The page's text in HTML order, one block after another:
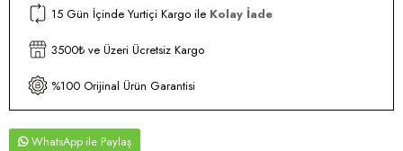
15 Gün İçinde Yurtiçi Kargo ile Kolay İade
3500₺ ve Üzeri Ücretsiz Kargo
%100 Orijinal Ürün Garantisi
WhatsApp